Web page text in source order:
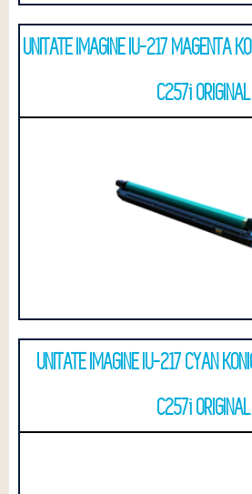
UNITATE IMAGINE IU-217 MAGENTA
C257i ORIGINAL
UNITATE IMAGINE IU-217 CYAN
C257i ORIGINAL